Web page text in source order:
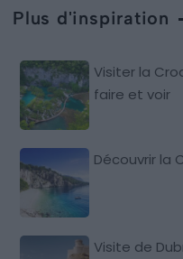
Plus d'inspiration
Visiter la
faire et voir
Découvrir la
Visite de